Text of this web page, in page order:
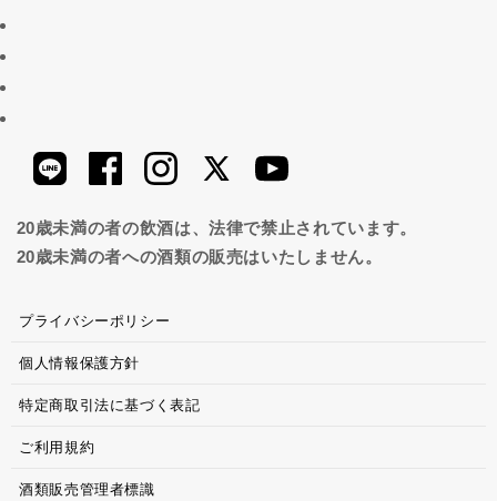
20歳未満の者の飲酒は、法律で禁止されています。
20歳未満の者への酒類の販売はいたしません。
プライバシーポリシー
個人情報保護方針
特定商取引法に基づく表記
ご利用規約
酒類販売管理者標識